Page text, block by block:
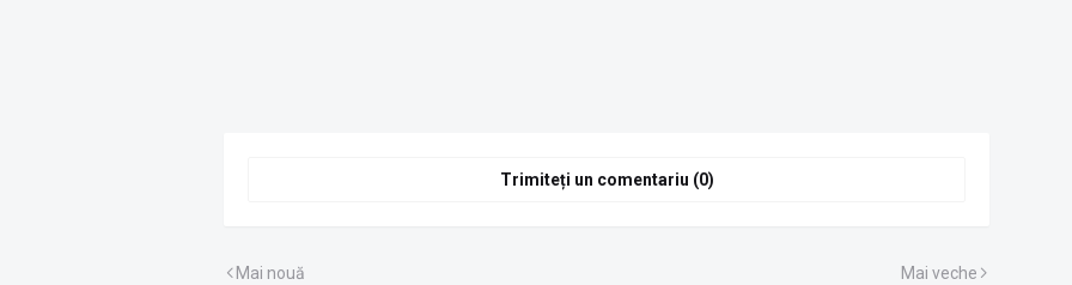
Trimiteți un comentariu (0)
Mai nouă Mai veche